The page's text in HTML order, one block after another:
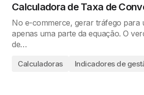
Calculadora de Taxa de
No e-commerce, gerar tráfego para
apenas uma parte da equação. O
de…
Calculadoras Indicadores de